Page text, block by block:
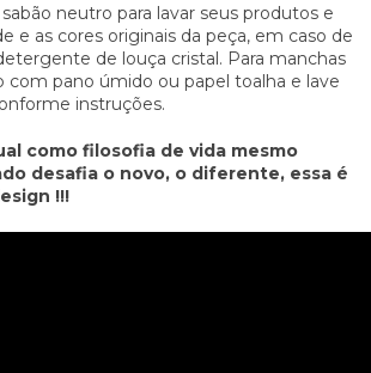
neutro para lavar seus produtos e
e as cores originais da peça, em caso de
de louça cristal. Para manchas
com pano úmido ou papel toalha e lave
instruções.
como filosofia de vida mesmo
desafia o novo, o diferente, essa é
!!!